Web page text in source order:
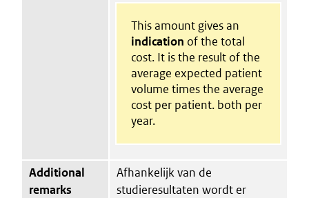
This amount gives an
indication of the total
cost. It is the result of the
average expected patient
volume times the average
cost per patient. both per
year.
Additional
remarks
Afhankelijk van de
studieresultaten wordt er